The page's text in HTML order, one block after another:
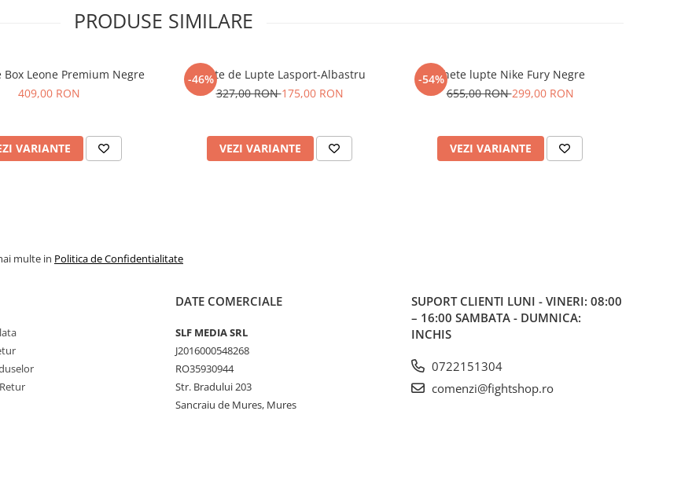
PRODUSE SIMILARE
Box Leone Premium Negre
409,00 RON
VARIANTE
-46%
Ghete de Lupte Lasport-Albastru
327,00 RON175,00 RON
VEZI VARIANTE
-54%Ghete lupte Nike Fury Negre
655,00 RON299,00 RON
VEZI VARIANTE
multe in Politica de Confidentialitate
DATE COMERCIALE
SLF MEDIA SRL
J2016000548268
RO35930944
Str. Bradului 203
Sancraiu de Mures, Mures
SUPORT CLIENTI LUNI - VINERI: 08:00
– 16:00 SAMBATA - DUMNICA:
INCHIS
0722151304
comenzi@fightshop.ro